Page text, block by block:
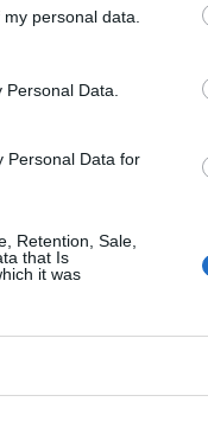
personal data.
Data.
Personal Data for
Retention, Sale,
that Is
it was